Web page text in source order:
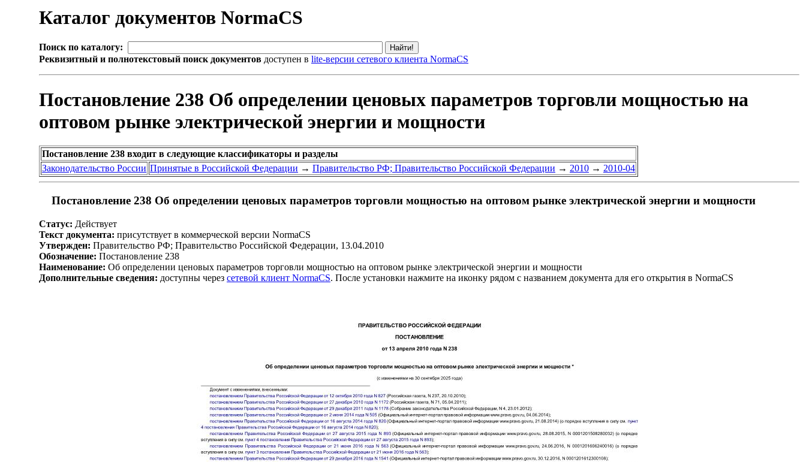
Каталог документов NormaCS
Поиск по каталогу:
Реквизитный и полнотекстовый поиск документов доступен в lite-версии сетевого клиента NormaCS
Постановление 238 Об определении ценовых параметров торговли мощностью на
оптовом рынке электрической энергии и мощности
Постановление 238 входит в следующие классификаторы и разделы
Законодательство России Принятые в Российской Федерации → Правительство РФ; Правительство Российской Федерации → 2010 → 2010-04
Постановление 238 Об определении ценовых параметров торговли мощностью на оптовом рынке электрической энергии и мощности
Статус: Действует
Текст документа: присутствует в коммерческой версии NormaCS
Утвержден: Правительство РФ; Правительство Российской Федерации, 13.04.2010
Обозначение: Постановление 238
Наименование: Об определении ценовых параметров торговли мощностью на оптовом рынке электрической энергии и мощности
Дополнительные сведения: доступны через сетевой клиент NormaCS. После установки нажмите на иконку рядом с названием документа для его открытия в NormaCS